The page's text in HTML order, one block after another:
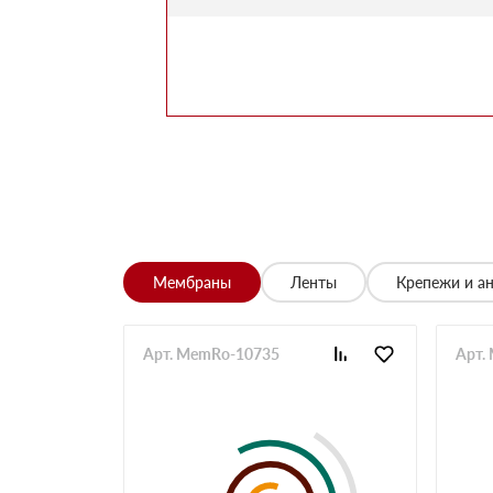
Заказывала утеплитель для перекрытий.
помог выбрать. Взяли оптимальный вариант
Обыскались определенный утеплитель
Николай
Начал сотрудничать недавно, нареканий
Брали утеплитель несколькими партиями, на
складу, навигатор не туда завёл. Позвонили
ребята на месте помогли загрузить
Мембраны Ленты Крепежи и
Арт. MemRo-10735 Арт.